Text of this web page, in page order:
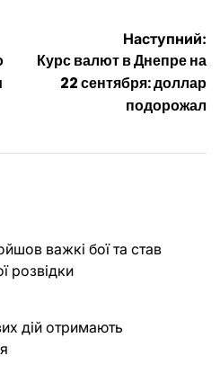
Наступний:
Курс валют в Днепре на
22 сентября: доллар
подорожал
важкі бої та став
розвідки
дій отримають